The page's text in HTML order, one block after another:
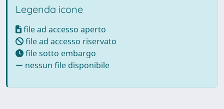
Legenda icone
file ad accesso aperto
file ad accesso riservato
file sotto embargo
nessun file disponibile